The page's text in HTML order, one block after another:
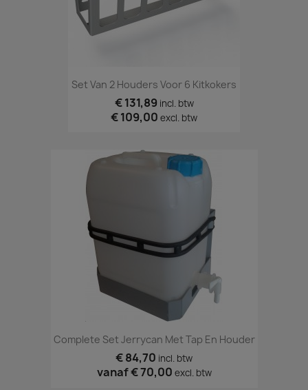
Set Van 2 Houders Voor 6 Kitkokers
€ 131,89 incl. btw
€ 109,00 excl. btw
Complete Set Jerrycan Met Tap En Houder
€ 84,70 incl. btw
vanaf€ 70,00 excl. btw